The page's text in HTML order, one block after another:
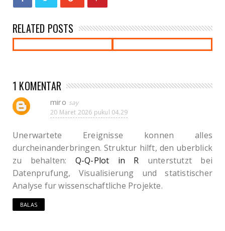
RELATED POSTS
1 KOMENTAR
miro
20 Maret 2026 pukul 04.29
Unerwartete Ereignisse konnen alles
durcheinanderbringen. Struktur hilft, den uberblick
zu behalten: Q-Q-Plot in R unterstutzt bei
Datenprufung, Visualisierung und statistischer
Analyse fur wissenschaftliche Projekte.
BALAS